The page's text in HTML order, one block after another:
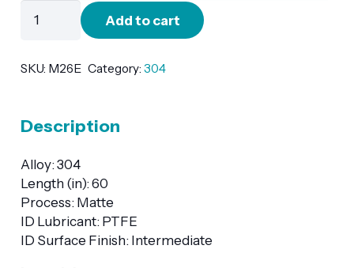
quantity
Add to cart
SKU: M26E Category: 304
Description
Alloy: 304
Length (in): 60
Process: Matte
ID Lubricant: PTFE
ID Surface Finish: Intermediate